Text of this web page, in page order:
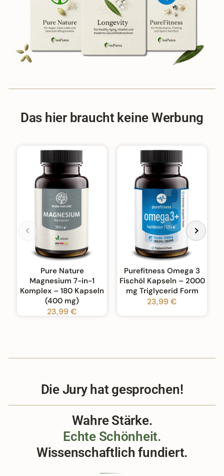
Das hier braucht keine Werbung
Pure Nature
Magnesium 7-in-1
Komplex – 180 Kapseln
(400 mg)
23,99 €
Purefitness Omega 3
Fischöl Kapseln – 2000
mg Triglycerid Form
23,99 €
Die Jury hat gesprochen!
Wahre Stärke.
Echte Schönheit.
Wissenschaftlich fundiert.